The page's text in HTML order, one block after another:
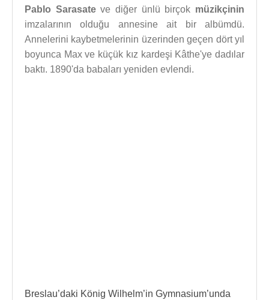
Pablo Sarasateve diğer ünlü birçok müzikçinin
imzalarının olduğu annesine ait bir albümdü.
Annelerini kaybetmelerinin üzerinden geçen dört yıl
boyunca Max ve küçük kız kardeşi Kâthe'ye dadılar
baktı. 1890'da babaları yeniden evlendi.
Breslau’daki König Wilhelm’in Gymnasium’unda